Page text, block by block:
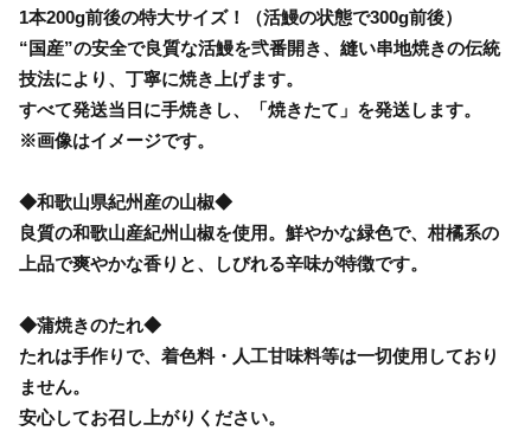
1本200g前後の特大サイズ！（活鰻の状態で300g前後）
“国産”の安全で良質な活鰻を弐番開き、縫い串地焼きの伝統
技法により、丁寧に焼き上げます。
すべて発送当日に手焼きし、「焼きたて」を発送します。
※画像はイメージです。
◆和歌山県紀州産の山椒◆
良質の和歌山産紀州山椒を使用。鮮やかな緑色で、柑橘系の
上品で爽やかな香りと、しびれる辛味が特徴です。
◆蒲焼きのたれ◆
たれは手作りで、着色料・人工甘味料等は一切使用しており
ません。
安心してお召し上がりください。